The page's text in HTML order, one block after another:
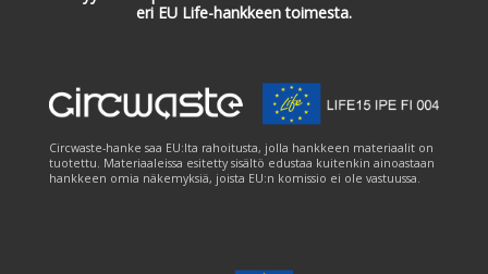
eri EU Life-hankkeen toimesta.
Circwaste-hanke saa EU:lta rahoitusta, jolla hankkeen materiaalit on
tuotettu. Materiaaleissa esitetty sisältö edustaa kuitenkin ainoastaan
hankkeen omia näkemyksiä, joista EU:n komissio ei ole vastuussa.